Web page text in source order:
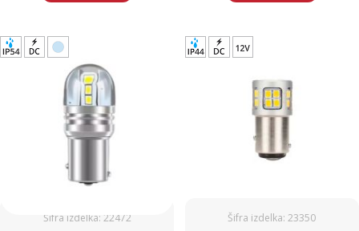
Šifra izdelka: 22472 Šifra izdelka: 23350